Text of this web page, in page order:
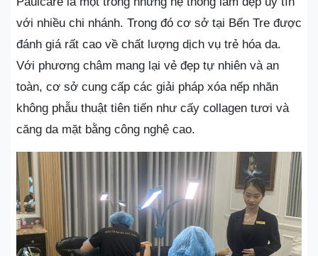
với nhiều chi nhánh. Trong đó cơ sở tại Bến Tre được
đánh giá rất cao về chất lượng dịch vụ trẻ hóa da.
Với phương châm mang lại vẻ đẹp tự nhiên và an
toàn, cơ sở cung cấp các giải pháp xóa nếp nhăn
không phẫu thuật tiên tiến như cấy collagen tươi và
căng da mặt bằng công nghệ cao.